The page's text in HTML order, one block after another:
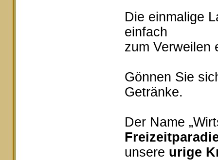
Die einmalige
einfach
zum Verweilen
Gönnen Sie
Getränke.
Der Name
unsere urige